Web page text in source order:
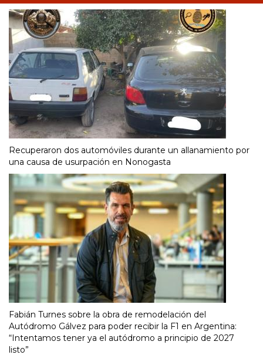
Recuperaron dos automóviles durante un allanamiento por
una causa de usurpación en Nonogasta
Fabián Turnes sobre la obra de remodelación del
Autódromo Gálvez para poder recibir la F1 en Argentina:
“Intentamos tener ya el autódromo a principio de 2027
listo”